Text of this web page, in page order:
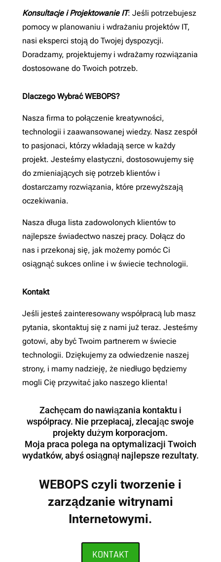
Konsultacje i Projektowanie IT: Jeśli potrzebujesz
pomocy w planowaniu i wdrażaniu projektów IT,
nasi eksperci stoją do Twojej dyspozycji.
Doradzamy, projektujemy i wdrażamy rozwiązania
dostosowane do Twoich potrzeb.
Dlaczego Wybrać WEBOPS?
Nasza firma to połączenie kreatywności,
technologii i zaawansowanej wiedzy. Nasz zespół
to pasjonaci, którzy wkładają serce w każdy
projekt. Jesteśmy elastyczni, dostosowujemy się
do zmieniających się potrzeb klientów i
dostarczamy rozwiązania, które przewyższają
oczekiwania.
Nasza długa lista zadowolonych klientów to
najlepsze świadectwo naszej pracy. Dołącz do
nas i przekonaj się, jak możemy pomóc Ci
osiągnąć sukces online i w świecie technologii.
Kontakt
Jeśli jesteś zainteresowany współpracą lub masz
pytania, skontaktuj się z nami już teraz. Jesteśmy
gotowi, aby być Twoim partnerem w świecie
technologii. Dziękujemy za odwiedzenie naszej
strony, i mamy nadzieję, że niedługo będziemy
mogli Cię przywitać jako naszego klienta!
Zachęcam do nawiązania kontaktu i
współpracy. Nie przepłacaj, zlecając swoje
projekty dużym korporacjom.
Moja praca polega na optymalizacji Twoich
wydatków, abyś osiągnął najlepsze rezultaty.
WEBOPS czyli tworzenie i
zarządzanie witrynami
Internetowymi.
KONTAKT